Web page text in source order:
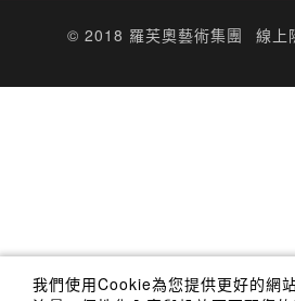
© 2018 羅芙奧藝術集團 線上
我們使用Cookie為您提供更好的網